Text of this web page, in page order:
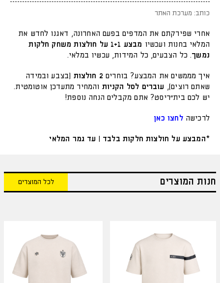
כותב: מערכת האתר
אחרי שפירקתם את המדפים בפעם האחרונה, דאגנו לחדש את
המלאי בחנות ועכשיו
מבצע 1+1 על חולצות משחק חלקות
נמשך. כל הצבעים, כל המידות, עכשיו במלאי.
איך מממשים את המבצע? בוחרים 2 חולצות
(בצבע ובמידה
שאתם רוצים), עוברים לסל הקניות והמחיר מתעדכן אוטומטית.
יש לכם בית״ריסט? אתם מקבלים הנחה נוספת!
לרכישהלחצו כאן
*המבצע על חולצות חלקות בלבד | עד גמר המלאי
חנות המוצרים לכל המוצרים